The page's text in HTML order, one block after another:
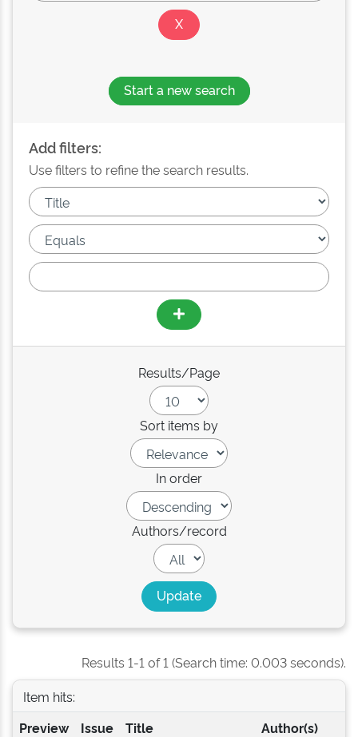
Start a new search
Add filters:
Use filters to refine the search results.
Results/Page
Sort items by
In order
Authors/record
Results 1-1 of 1 (Search time: 0.003 seconds).
Item hits:
Preview
Issue
Title Author(s)